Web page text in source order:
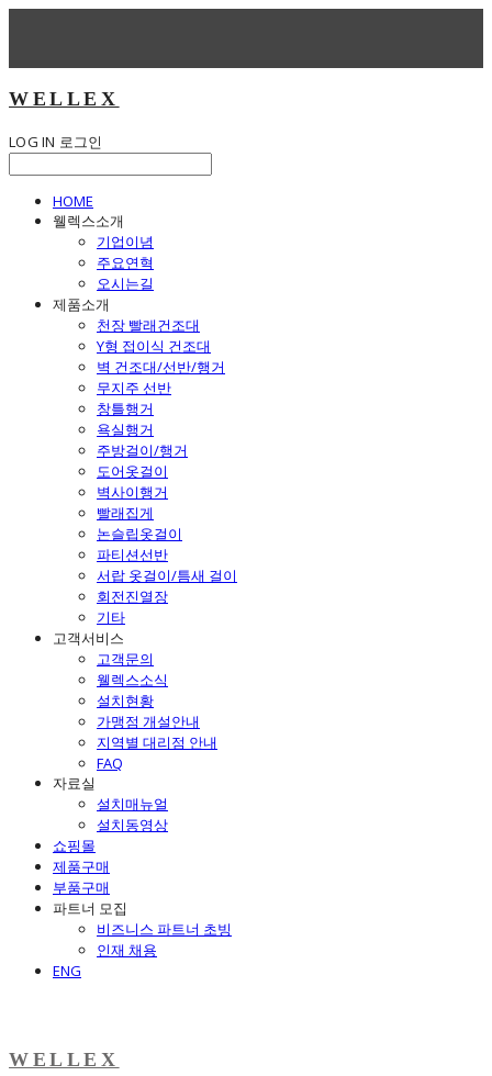
WELLEX
LOG IN 로그인
HOME
웰렉스소개
기업이념
주요연혁
오시는길
제품소개
천장 빨래건조대
Y형 접이식 건조대
벽 건조대/선반/행거
무지주 선반
창틀행거
욕실행거
주방걸이/행거
도어옷걸이
벽사이행거
빨래집게
논슬립옷걸이
파티션선반
서랍 옷걸이/틈새 걸이
회전진열장
기타
고객서비스
고객문의
웰렉스소식
설치현황
가맹점 개설안내
지역별 대리점 안내
FAQ
자료실
설치매뉴얼
설치동영상
쇼핑몰
제품구매
부품구매
파트너 모집
비즈니스 파트너 초빙
인재 채용
ENG
WELLEX